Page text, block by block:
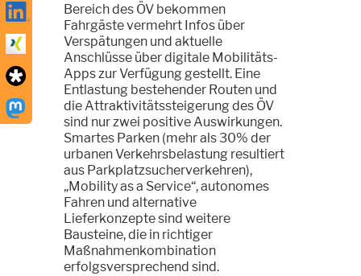
Bereich des ÖV bekommen
Fahrgäste vermehrt Infos über
Verspätungen und aktuelle
Anschlüsse über digitale Mobilitäts-
Apps zur Verfügung gestellt. Eine
Entlastung bestehender Routen und
die Attraktivitätssteigerung des ÖV
sind nur zwei positive Auswirkungen.
Smartes Parken (mehr als 30% der
urbanen Verkehrsbelastung resultiert
aus Parkplatzsucherverkehren),
„Mobility as a Service“, autonomes
Fahren und alternative
Lieferkonzepte sind weitere
Bausteine, die in richtiger
Maßnahmenkombination
erfolgsversprechend sind.